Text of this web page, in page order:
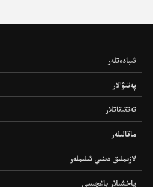
ئىبادەتلەر
پەتىۋالار
تەتقىقاتلار
ماقالىلەر
لازىملىق دىنىي ئىلىملەر
ياخشىلار باغچىسى